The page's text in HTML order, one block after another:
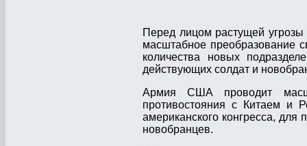
Перед лицом растущей
масштабное преобразование
количества новых
действующих солдат и
Армия США проводит
противостояния с Китаем и
американского конгресса,
новобранцев.